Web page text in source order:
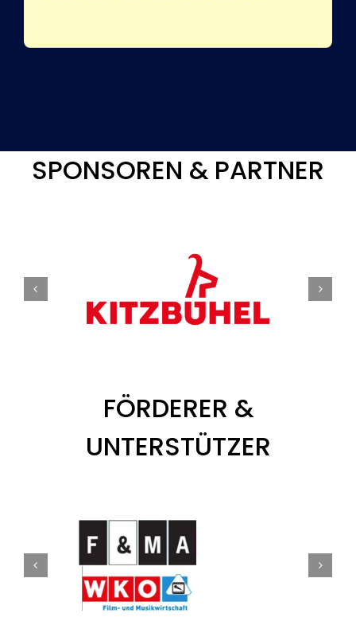
SPONSOREN & PARTNER
FÖRDERER &
UNTERSTÜTZER